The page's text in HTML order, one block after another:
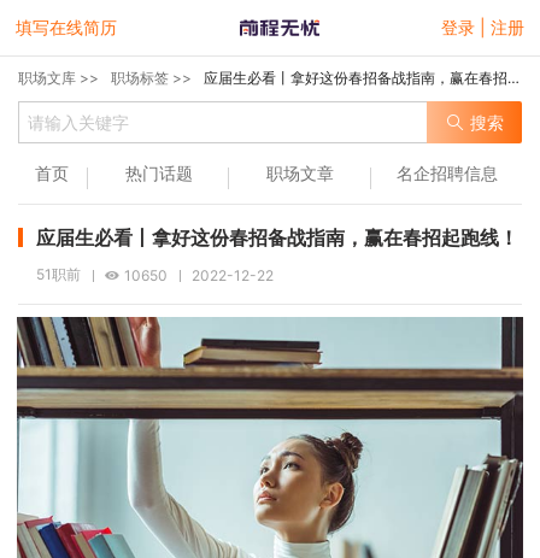
填写在线简历 登录 | 注册
职场文库 >> 职场标签 >> 应届生必看丨拿好这份春招备战指南，赢在春招起跑线！
搜索
首页 热门话题 职场文章 名企招聘信息
应届生必看丨拿好这份春招备战指南，赢在春招起跑线！
51职前 10650 2022-12-22